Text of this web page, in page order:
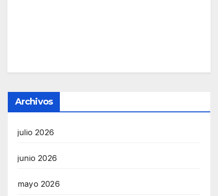
Archivos
julio 2026
junio 2026
mayo 2026